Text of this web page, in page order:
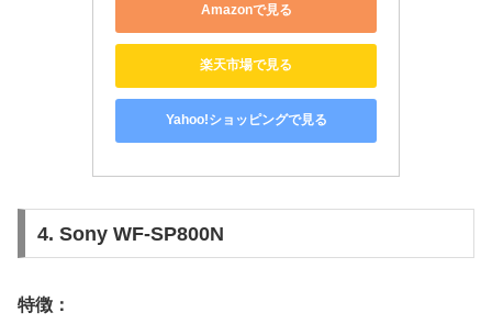
Amazonで見る
楽天市場で見る
Yahoo!ショッピングで見る
4. Sony WF-SP800N
特徴：